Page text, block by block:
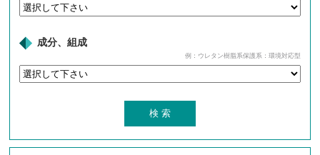
成分、組成
例：ウレタン樹脂系保護系：環境対応型